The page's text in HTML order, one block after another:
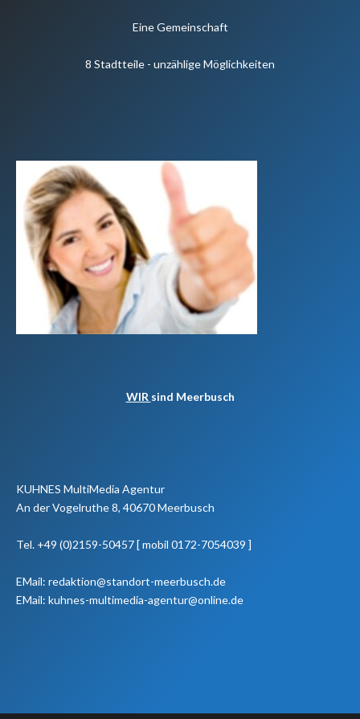
Eine Gemeinschaft
8 Stadtteile - unzählige Möglichkeiten
WIR sind Meerbusch
KUHNES MultiMedia Agentur
An der Vogelruthe 8, 40670 Meerbusch
Tel. +49 (0)2159-50457 [ mobil 0172-7054039 ]
EMail: redaktion@standort-meerbusch.de
EMail: kuhnes-multimedia-agentur@online.de